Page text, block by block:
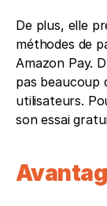
De plus, elle
méthodes de
Amazon Pay.
pas beaucoup
utilisateurs.
son essai